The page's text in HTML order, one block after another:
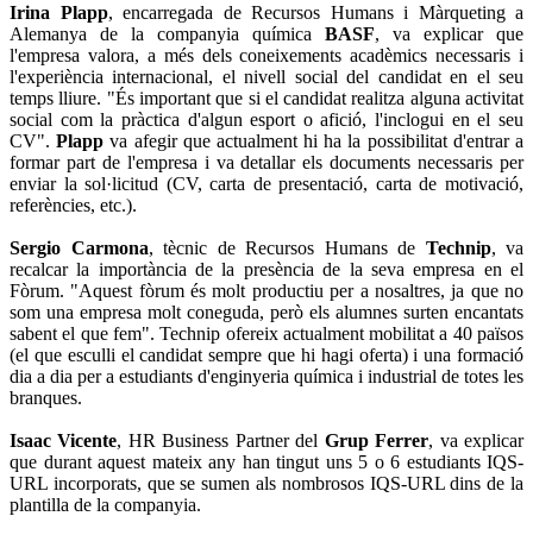
Irina Plapp, encarregada de Recursos Humans i Màrqueting a
Alemanya de la companyia química BASF, va explicar que
l'empresa valora, a més dels coneixements acadèmics necessaris i
l'experiència internacional, el nivell social del candidat en el seu
temps lliure. "És important que si el candidat realitza alguna activitat
social com la pràctica d'algun esport o afició, l'inclogui en el seu
CV".Plapp va afegir que actualment hi ha la possibilitat d'entrar a
formar part de l'empresa i va detallar els documents necessaris per
enviar la sol·licitud (CV, carta de presentació, carta de motivació,
referències, etc.).
Sergio Carmona, tècnic de Recursos Humans de Technip, va
recalcar la importància de la presència de la seva empresa en el
Fòrum. "Aquest fòrum és molt productiu per a nosaltres, ja que no
som una empresa molt coneguda, però els alumnes surten encantats
sabent el que fem". Technip ofereix actualment mobilitat a 40 països
(el que esculli el candidat sempre que hi hagi oferta) i una formació
dia a dia per a estudiants d'enginyeria química i industrial de totes les
branques.
Isaac Vicente, HR Business Partner del Grup Ferrer, va explicar
que durant aquest mateix any han tingut uns 5 o 6 estudiants IQS-
URL incorporats, que se sumen als nombrosos IQS-URL dins de la
plantilla de la companyia.